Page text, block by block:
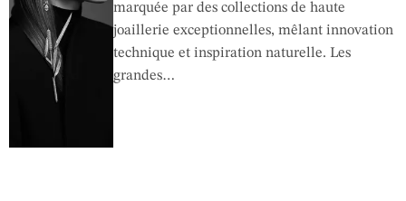
marquée par des collections de haute
joaillerie exceptionnelles, mêlant innovation
technique et inspiration naturelle. Les
grandes…